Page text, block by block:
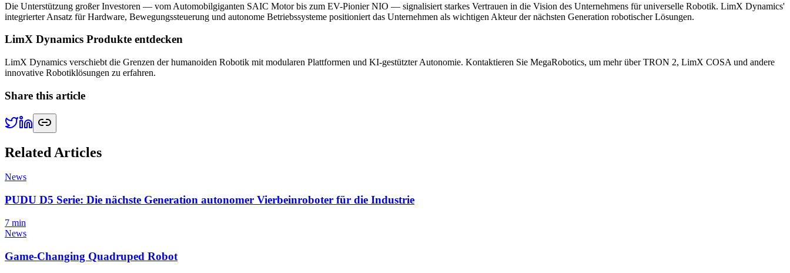
Die Unterstützung großer Investoren — vom Automobilgiganten SAIC Motor bis zum EV-Pionier NIO — signalisiert starkes Vertrauen in die Vision des Unternehmens für universelle Robotik. LimX Dynamics'
integrierter Ansatz für Hardware, Bewegungssteuerung und autonome Betriebssysteme positioniert das Unternehmen als wichtigen Akteur der nächsten Generation robotischer Lösungen.
LimX Dynamics Produkte entdecken
LimX Dynamics verschiebt die Grenzen der humanoiden Robotik mit modularen Plattformen und KI-gestützter Autonomie. Kontaktieren Sie MegaRobotics, um mehr über TRON 2, LimX COSA und andere
innovative Robotiklösungen zu erfahren.
Share this article
Related Articles
News
PUDU D5 Serie: Die nächste Generation autonomer Vierbeinroboter für die Industrie
7 min
News
Game-Changing Quadruped Robot